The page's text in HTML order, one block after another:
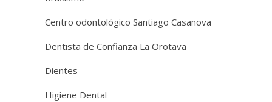
Centro odontológico Santiago Casanova
Dentista de Confianza La Orotava
Dientes
Higiene Dental